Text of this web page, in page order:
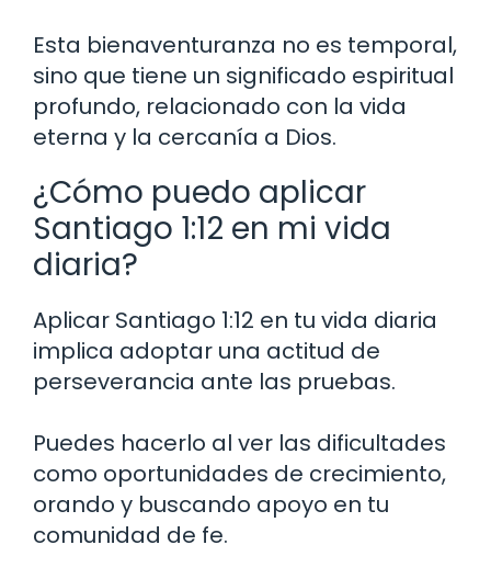
Esta bienaventuranza no es temporal,
sino que tiene un significado espiritual
profundo, relacionado con la vida
eterna y la cercanía a Dios.
¿Cómo puedo aplicar
Santiago 1:12 en mi vida
diaria?
Aplicar Santiago 1:12 en tu vida diaria
implica adoptar una actitud de
perseverancia ante las pruebas.
Puedes hacerlo al ver las dificultades
como oportunidades de crecimiento,
orando y buscando apoyo en tu
comunidad de fe.